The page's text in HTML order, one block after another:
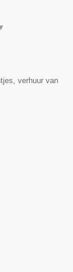
verhuur van